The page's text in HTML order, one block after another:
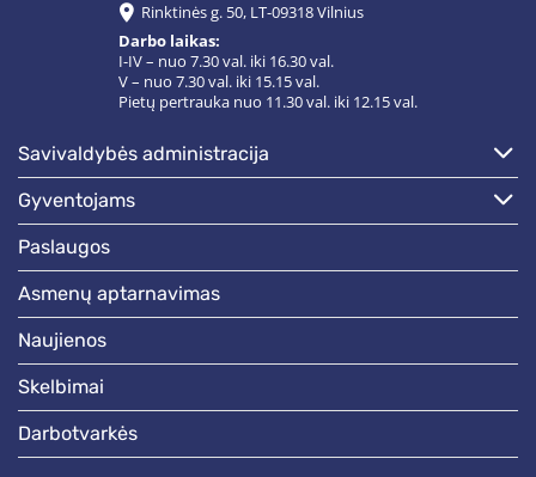
Rinktinės g. 50, LT-09318 Vilnius
Darbo laikas:
I-IV – nuo 7.30 val. iki 16.30 val.
V – nuo 7.30 val. iki 15.15 val.
Pietų pertrauka nuo 11.30 val. iki 12.15 val.
savivaldybės administracija
gyventojams
paslaugos
asmenų aptarnavimas
naujienos
skelbimai
darbotvarkės